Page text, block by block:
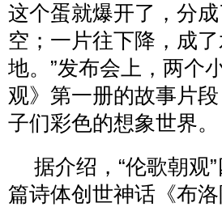
这个蛋就爆开了，分
空；一片往下降，成
地。”发布会上，两个
观》第一册的故事片
子们彩色的想象世界。
据介绍，“伦歌朝观
篇诗体创世神话《布